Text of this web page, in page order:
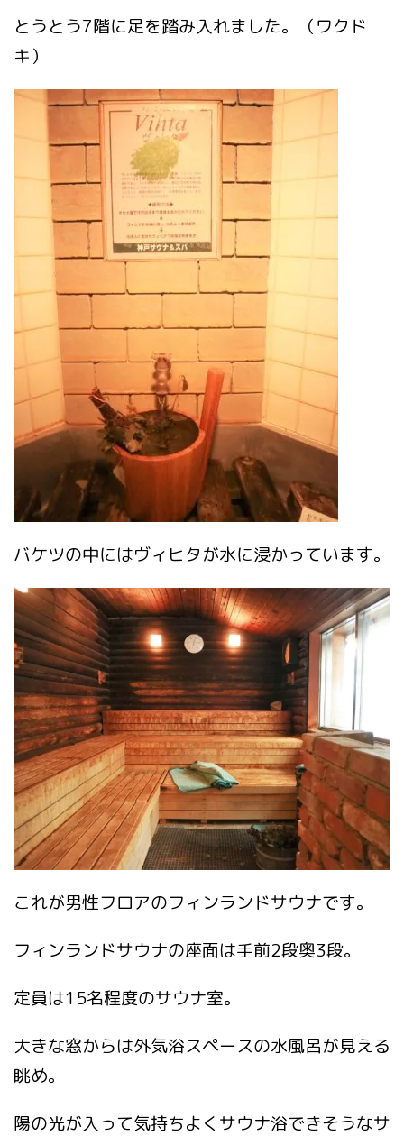
とうとう7階に足を踏み入れました。（ワクド
キ）
バケツの中にはヴィヒタが水に浸かっています。
これが男性フロアのフィンランドサウナです。
フィンランドサウナの座面は手前2段奥3段。
定員は15名程度のサウナ室。
大きな窓からは外気浴スペースの水風呂が見える
眺め。
陽の光が入って気持ちよくサウナ浴できそうなサ